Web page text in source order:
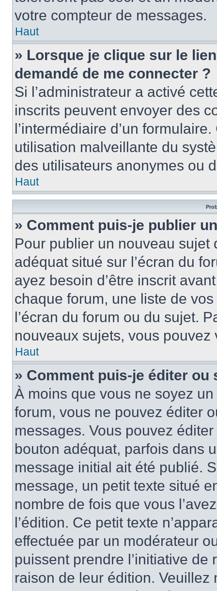
votre compteur de messages.
Haut
» Lorsque je clique sur le
demandé de me connecter ?
Si l’administrateur a activé
inscrits peuvent envoyer des
l’intermédiaire d’un
utilisation malveillante du
des utilisateurs anonymes ou
Haut
» Comment puis-je publier
Pour publier un nouveau
adéquat situé sur l’écran du
ayez besoin d’être inscrit
chaque forum, une liste de
l’écran du forum ou du sujet.
nouveaux sujets, vous
Haut
» Comment puis-je éditer
À moins que vous ne soyez
forum, vous ne pouvez éditer
messages. Vous pouvez
bouton adéquat, parfois dans
message initial ait été publié.
message, un petit texte situé
nombre de fois que vous
l’édition. Ce petit texte
effectuée par un modérateur
puissent prendre l’initiative
raison de leur édition.